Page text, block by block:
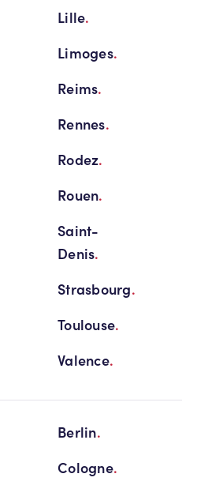
Lille.
Limoges.
Reims.
Rennes.
Rodez.
Rouen.
Saint-
Denis.
Strasbourg.
Toulouse.
Valence.
Berlin.
Cologne.